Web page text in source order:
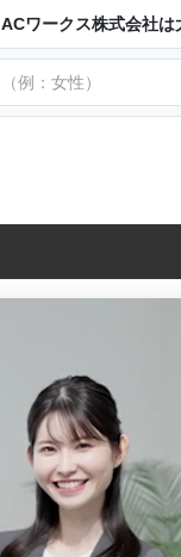
ACワークス株式会社